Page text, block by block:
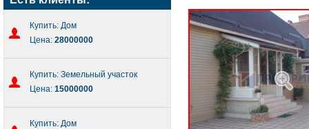
Купить: Дом
Цена: 28000000
Купить: Земельный участок
Цена: 15000000
Купить: Дом